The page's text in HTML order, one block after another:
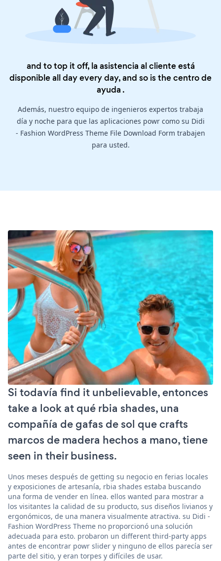
and to top it off, la asistencia al cliente está
disponible all day every day, and so is thecentro de
ayuda .
Además, nuestro equipo de ingenieros expertos trabaja
día y noche para que las aplicaciones powr como su Didi
- Fashion WordPress Theme File Download Form trabajen
para usted.
Si todavía find it unbelievable, entonces
take a look at qué rbia shades, una
compañía de gafas de sol que crafts
marcos de madera hechos a mano, tiene
seen in their business.
Unos meses después de getting su negocio en ferias locales
y exposiciones de artesanía, rbia shades estaba buscando
una forma de vender en línea. ellos wanted para mostrar a
los visitantes la calidad de su producto, sus diseños livianos y
ergonómicos, de una manera visualmente atractiva. su Didi -
Fashion WordPress Theme no proporcionó una solución
adecuada para esto. probaron un different third-party apps
antes de encontrar powr slider y ninguno de ellos parecía ser
parte del sitio, y eran torpes y difíciles de usar.